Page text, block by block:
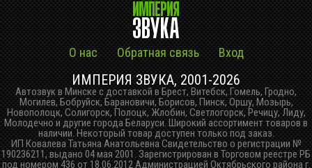
О нас Обратная связь Вход
ИМПЕРИЯ ЗВУКА, 2001-2026
Автозвук в Минске с доставкой в Брест, Витебск, Гомель, Гродно,
Могилев, Бобруйск, Барановичи, Борисов, Пинск, Оршу, Мозырь,
Новополоцк, Солигорск, Полоцк, Жлобин, Светлогорск, Речицу, Лиду,
Молодечно и другие города Беларуси. Широкий ассортимент товаров в
наличии. Некоторый товар доступен только под заказ.
ИП Ковалева Татьяна Анатольевна Свидетельство о регистрации №
190236211, выдано 04 мая 2001. Зарегистрирован в Торговом реестре РБ
под номером 436 от 18.06.2012 Администрацией Октябрьского района г.